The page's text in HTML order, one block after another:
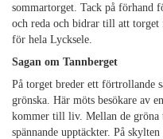
sommartorget. Tack på förhand
och reda och bidrar till att torget
för hela Lycksele.
Sagan om Tannberget
På torget breder ett förtrollande
grönska. Här möts besökare av
kommer till liv. Mellan de gröna
spännande upptäckter. På